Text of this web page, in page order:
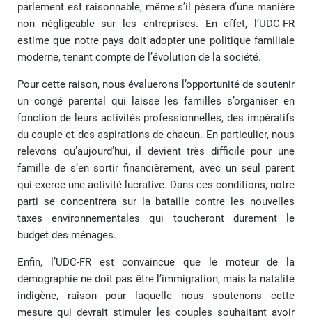
parlement est raisonnable, même s’il pèsera d’une manière
non négligeable sur les entreprises. En effet, l’UDC-FR
estime que notre pays doit adopter une politique familiale
moderne, tenant compte de l’évolution de la société.
Pour cette raison, nous évaluerons l’opportunité de soutenir
un congé parental qui laisse les familles s’organiser en
fonction de leurs activités professionnelles, des impératifs
du couple et des aspirations de chacun. En particulier, nous
relevons qu’aujourd’hui, il devient très difficile pour une
famille de s’en sortir financièrement, avec un seul parent
qui exerce une activité lucrative. Dans ces conditions, notre
parti se concentrera sur la bataille contre les nouvelles
taxes environnementales qui toucheront durement le
budget des ménages.
Enfin, l’UDC-FR est convaincue que le moteur de la
démographie ne doit pas être l’immigration, mais la natalité
indigène, raison pour laquelle nous soutenons cette
mesure qui devrait stimuler les couples souhaitant avoir